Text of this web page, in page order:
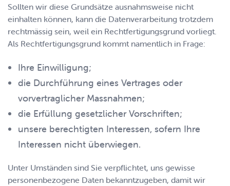
Sollten wir diese Grundsätze ausnahmsweise nicht
einhalten können, kann die Datenverarbeitung trotzdem
rechtmässig sein, weil ein Rechtfertigungsgrund vorliegt.
Als Rechtfertigungsgrund kommt namentlich in Frage:
Ihre Einwilligung;
die Durchführung eines Vertrages oder
vorvertraglicher Massnahmen;
die Erfüllung gesetzlicher Vorschriften;
unsere berechtigten Interessen, sofern Ihre
Interessen nicht überwiegen.
Unter Umständen sind Sie verpflichtet, uns gewisse
personenbezogene Daten bekanntzugeben, damit wir